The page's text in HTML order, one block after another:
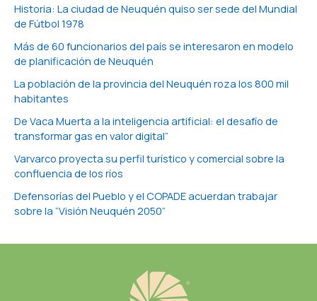
Historia: La ciudad de Neuquén quiso ser sede del Mundial
de Fútbol 1978
Más de 60 funcionarios del país se interesaron en modelo
de planificación de Neuquén
La población de la provincia del Neuquén roza los 800 mil
habitantes
De Vaca Muerta a la inteligencia artificial: el desafío de
transformar gas en valor digital”
Varvarco proyecta su perfil turístico y comercial sobre la
confluencia de los ríos
Defensorías del Pueblo y el COPADE acuerdan trabajar
sobre la “Visión Neuquén 2050”